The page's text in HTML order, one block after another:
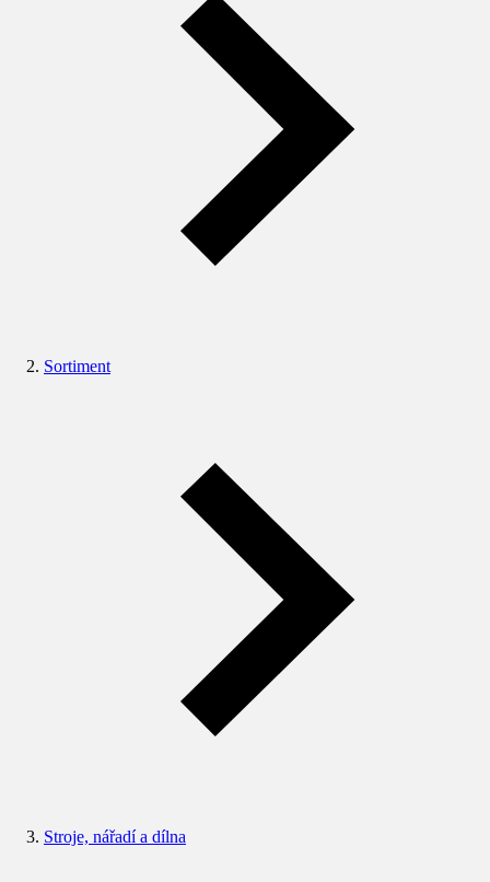
Sortiment
Stroje, nářadí a dílna